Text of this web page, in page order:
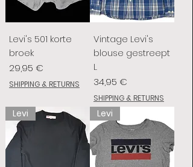
Levi's 501 korte
broek
Prix
29,95 €
SHIPPING & RETURNS
Vintage Levi's
blouse gestreept
L
Prix
34,95 €
SHIPPING & RETURNS
Levi Levi